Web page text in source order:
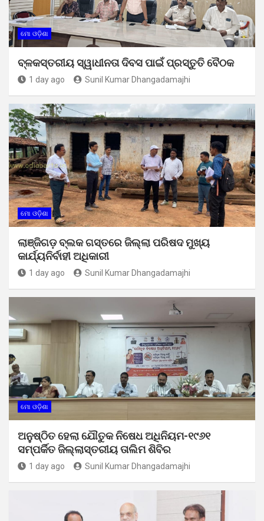
ମୋ ଓଡ଼ିଶା
ବ୍ଳକସ୍ତରୀୟ ସ୍ୱାଧୀନତା ଦିବସ ପାଇଁ ପ୍ରସ୍ତୁତି ବୈଠକ
1 day ago Sunil Kumar Dhangadamajhi
ମୋ ଓଡ଼ିଶା
ଲାଞ୍ଜିଗଡ଼ ବ୍ଲକ ଗସ୍ତରେ ଜିଲ୍ଲା ପରିଷଦ ମୁଖ୍ୟ
କାର୍ଯ୍ୟନିର୍ବାହୀ ଅଧିକାରୀ
1 day ago Sunil Kumar Dhangadamajhi
ମୋ ଓଡ଼ିଶା
ଅନୁଷ୍ଠିତ ହେଲା ଯୌତୁକ ନିଷେଧ ଅଧିନିୟମ-୧୯୬୧
ସମ୍ପର୍କିତ ଜିଲ୍ଲାସ୍ତରୀୟ ତାଲିମ ଶିବିର
1 day ago Sunil Kumar Dhangadamajhi